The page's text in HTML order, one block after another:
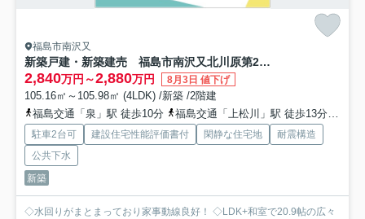
福島市南沢又
新築戸建・新築建売 福島市南沢又北川原第2 清水小・清水中
2,840万円～2,880万円 8月3日 値下げ
105.16㎡～105.98㎡ (4LDK) /新築 /2階建
福島交通「泉」駅 徒歩10分
福島交通「上松川」駅 徒歩13分
駐車2台可 建設住宅性能評価書付 閑静な住宅地
耐震構造
公共下水
新築
◇水回りがまとまっており家事動線良好！ ◇LDK+和室で20.9帖の広々